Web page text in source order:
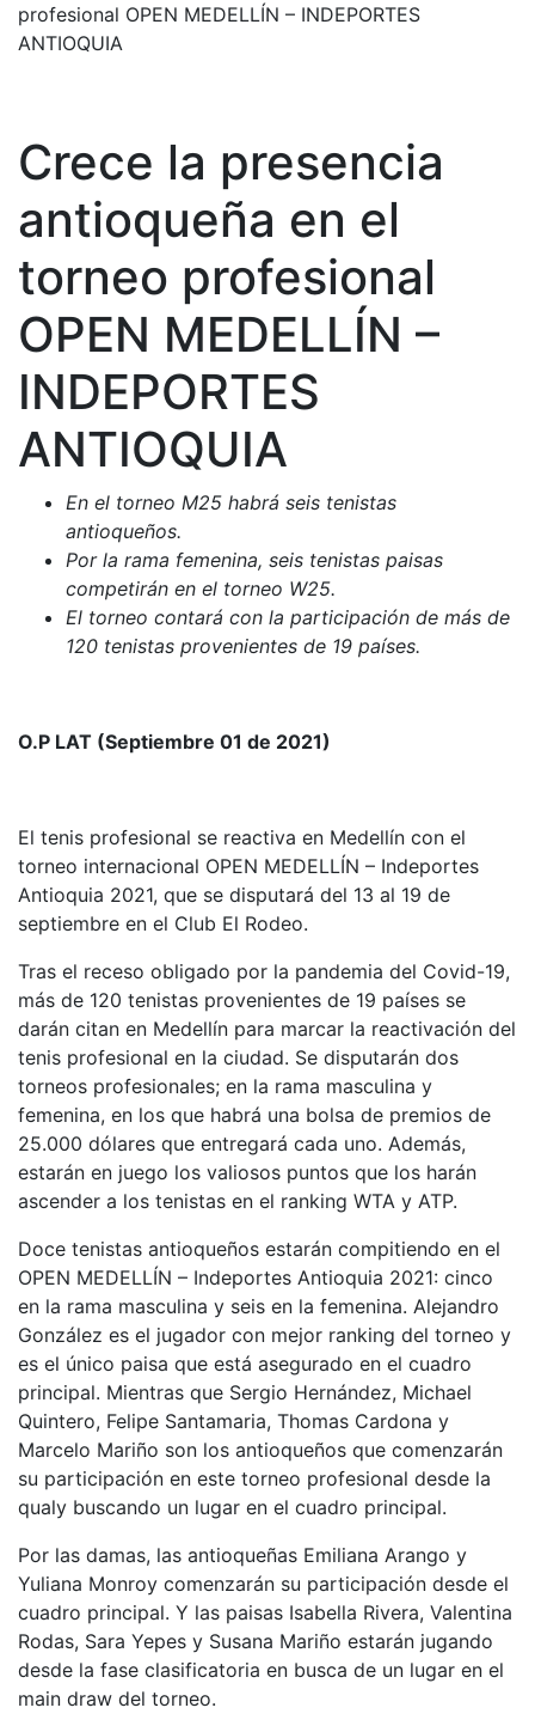
profesional OPEN MEDELLÍN – INDEPORTES
ANTIOQUIA
Crece la presencia
antioqueña en el
torneo profesional
OPEN MEDELLÍN –
INDEPORTES
ANTIOQUIA
En el torneo M25 habrá seis tenistas
antioqueños.
Por la rama femenina, seis tenistas paisas
competirán en el torneo W25.
El torneo contará con la participación de más de
120 tenistas provenientes de 19 países.
O.P LAT (Septiembre 01 de 2021)
El tenis profesional se reactiva en Medellín con el
torneo internacional OPEN MEDELLÍN – Indeportes
Antioquia 2021, que se disputará del 13 al 19 de
septiembre en el Club El Rodeo.
Tras el receso obligado por la pandemia del Covid-19,
más de 120 tenistas provenientes de 19 países se
darán citan en Medellín para marcar la reactivación del
tenis profesional en la ciudad. Se disputarán dos
torneos profesionales; en la rama masculina y
femenina, en los que habrá una bolsa de premios de
25.000 dólares que entregará cada uno. Además,
estarán en juego los valiosos puntos que los harán
ascender a los tenistas en el ranking WTA y ATP.
Doce tenistas antioqueños estarán compitiendo en el
OPEN MEDELLÍN – Indeportes Antioquia 2021: cinco
en la rama masculina y seis en la femenina. Alejandro
González es el jugador con mejor ranking del torneo y
es el único paisa que está asegurado en el cuadro
principal. Mientras que Sergio Hernández, Michael
Quintero, Felipe Santamaria, Thomas Cardona y
Marcelo Mariño son los antioqueños que comenzarán
su participación en este torneo profesional desde la
qualy buscando un lugar en el cuadro principal.
Por las damas, las antioqueñas Emiliana Arango y
Yuliana Monroy comenzarán su participación desde el
cuadro principal. Y las paisas Isabella Rivera, Valentina
Rodas, Sara Yepes y Susana Mariño estarán jugando
desde la fase clasificatoria en busca de un lugar en el
main draw del torneo.